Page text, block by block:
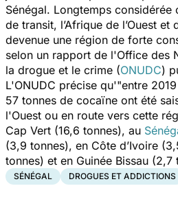
Sénégal. Longtemps considérée
de transit, l’Afrique de l’Ouest et
devenue une région de forte
selon un rapport de l'Office des
la drogue et le crime (ONUDC)
L'ONUDC précise qu'"entre
57 tonnes de cocaïne ont été
l'Ouest ou en route vers cette
Cap Vert (16,6 tonnes), au
(3,9 tonnes), en Côte d’Ivoire
tonnes) et en Guinée Bissau (2,7
SÉNÉGAL DROGUES ET ADDICTIONS